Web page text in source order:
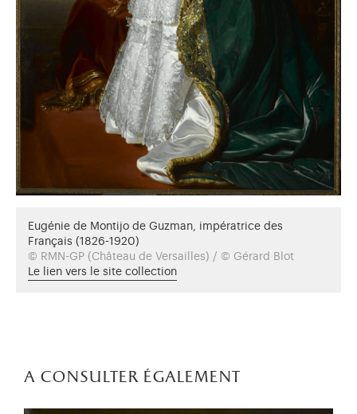
Eugénie de Montijo de Guzman, impératrice des
Français (1826-1920)
© RMN-GP (Château de Versailles) / © Gérard Blot
Le lien vers le site collection
a consulter également